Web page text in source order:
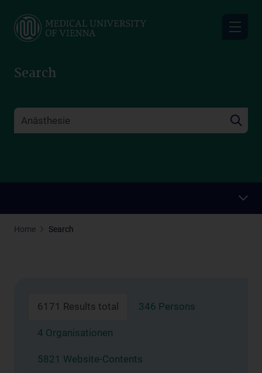
main
Search
Home Search
6171 Results total 346 Persons
4 Organisationen
5821 Website-Contents